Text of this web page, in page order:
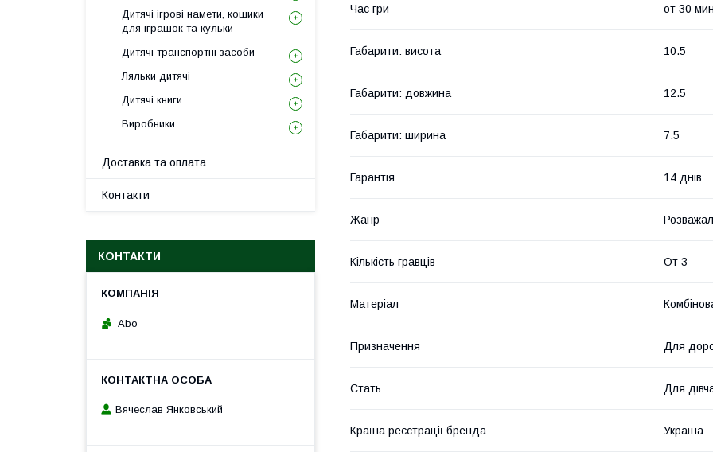
Час гри от 30
Габарити: висота 10.5
Габарити: довжина 12.5
Габарити: ширина 7.5
Гарантія 14 днів
Жанр
Кількість гравців От 3
Матеріал
Призначення Для
Стать Для
Країна реєстрації бренда Україна
Дитячі ігрові намети, кошики
для іграшок та кульки
Дитячі транспортні засоби
Ляльки дитячі
Дитячі книги
Виробники
Доставка та оплата
Контакти
КОНТАКТИ
Abo
Вячеслав Янковський